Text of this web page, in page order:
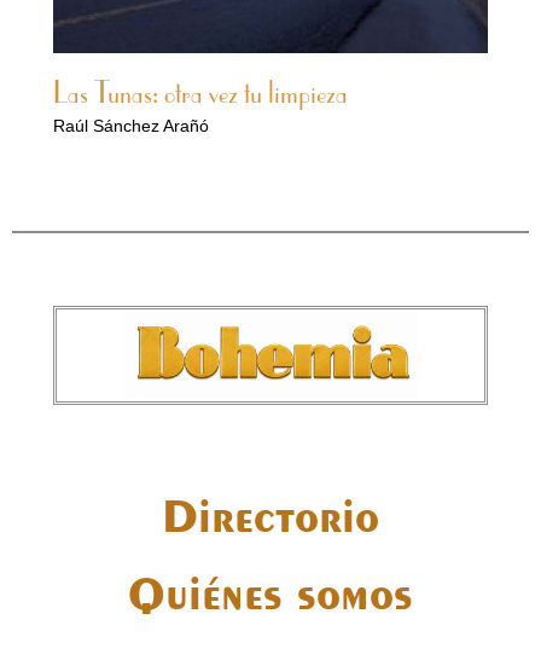
Las Tunas: otra vez tu limpieza
Raúl Sánchez Arañó
Directorio
Quiénes somos